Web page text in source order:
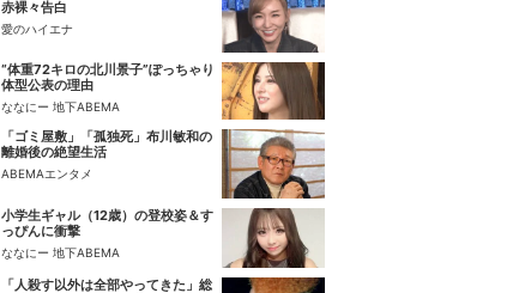
赤裸々告白
愛のハイエナ
“体重72キロの北川景子”ぽっちゃり
体型公表の理由
ななにー 地下ABEMA
「ゴミ屋敷」「孤独死」布川敏和の
離婚後の絶望生活
ABEMAエンタメ
小学生ギャル（12歳）の登校姿＆す
っぴんに衝撃
ななにー 地下ABEMA
「人殺す以外は全部やってきた」総